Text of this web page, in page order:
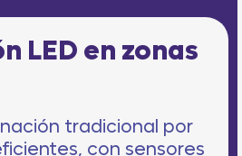
LED en zonas
tradicional por
con sensores